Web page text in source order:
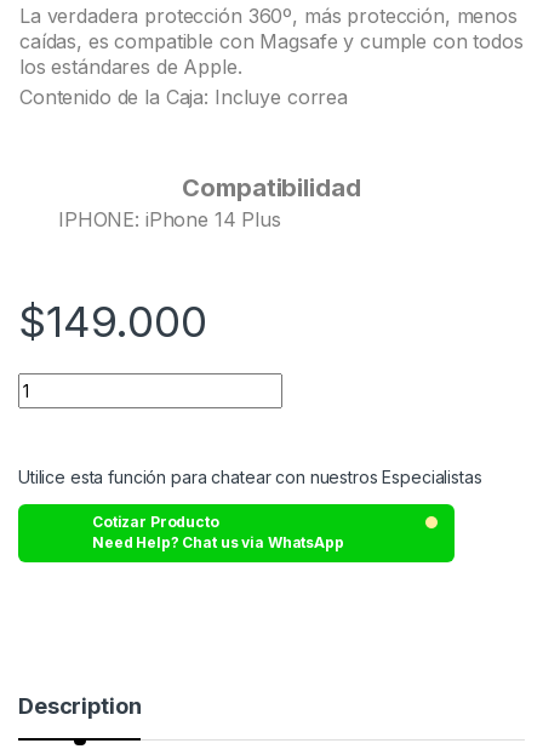
La verdadera protección 360º, más protección, menos
caídas, es compatible con Magsafe y cumple con todos
los estándares de Apple.
Contenido de la Caja: Incluye correa
Compatibilidad
IPHONE: iPhone 14 Plus
$149.000
Utilice esta función para chatear con nuestros Especialistas
Cotizar Producto
Need Help? Chat us via WhatsApp
Description